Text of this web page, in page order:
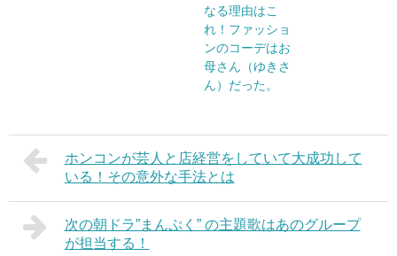
なる理由はこ
れ！ファッショ
ンのコーデはお
母さん（ゆきさ
ん）だった。
ホンコンが芸人と店経営をしていて大成功して
いる！その意外な手法とは
次の朝ドラ”まんぷく” の主題歌はあのグループ
が担当する！